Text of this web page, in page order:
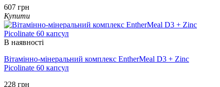
607 грн
Купити
В наявності
Вітамінно-мінеральний комплекс EntherMeal D3 + Zinc
Picolinate 60 капсул
228 грн